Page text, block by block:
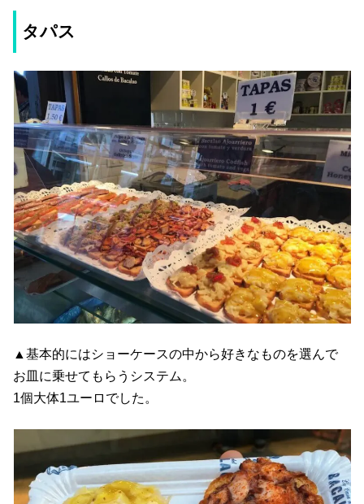
タパス
▲基本的にはショーケースの中から好きなものを選んで
お皿に乗せてもらうシステム。
1個大体1ユーロでした。